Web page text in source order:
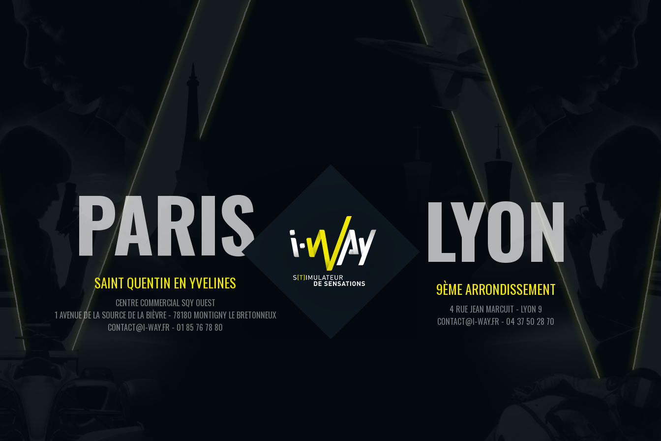
PARIS
SAINT QUENTIN EN YVELINES
CENTRE COMMERCIAL SQY OUEST
1 AVENUE DE LA SOURCE DE LA BIÈVRE - 78180 MONTIGNY LE BRETONNEUX
CONTACT@I-WAY.FR - 01 85 76 78 80
LYON
9ÈME ARRONDISSEMENT
4 RUE JEAN MARCUIT - LYON 9
CONTACT@I-WAY.FR - 04 37 50 28 70